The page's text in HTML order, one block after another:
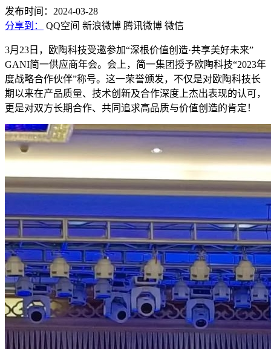
发布时间：2024-03-28
分享到：
QQ空间 新浪微博 腾讯微博 微信
3月23日，欧陶科技受邀参加“深根价值创造·共享美好未来”
GANI简一供应商年会。会上，简一集团授予欧陶科技“2023年
度战略合作伙伴”称号。这一荣誉颁发，不仅是对欧陶科技长
期以来在产品质量、技术创新及合作深度上杰出表现的认可，
更是对双方长期合作、共同追求高品质与价值创造的肯定！